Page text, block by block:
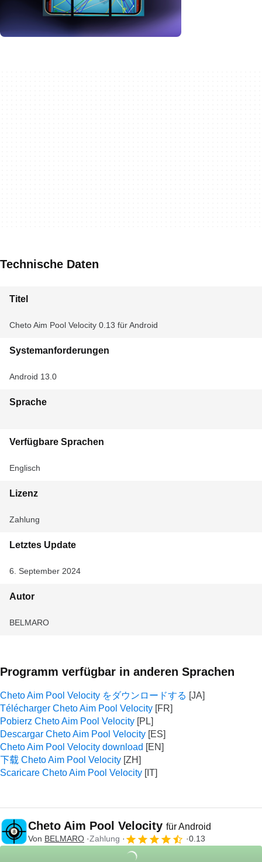
Technische Daten
Titel
Cheto Aim Pool Velocity 0.13 für Android
Systemanforderungen
Android 13.0
Sprache
Verfügbare Sprachen
Englisch
Lizenz
Zahlung
Letztes Update
6. September 2024
Autor
BELMARO
Programm verfügbar in anderen Sprachen
Cheto Aim Pool Velocity をダウンロードする
Télécharger Cheto Aim Pool Velocity
Pobierz Cheto Aim Pool Velocity
Descargar Cheto Aim Pool Velocity
Cheto Aim Pool Velocity download
下载 Cheto Aim Pool Velocity
Scaricare Cheto Aim Pool Velocity
Cheto Aim Pool Velocity für Android
Von BELMARO Zahlung 0.13